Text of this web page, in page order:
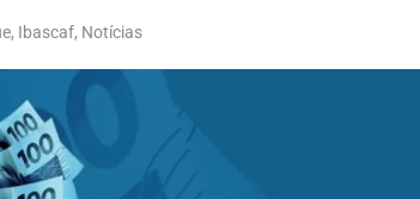
, Ibascaf, Notícias